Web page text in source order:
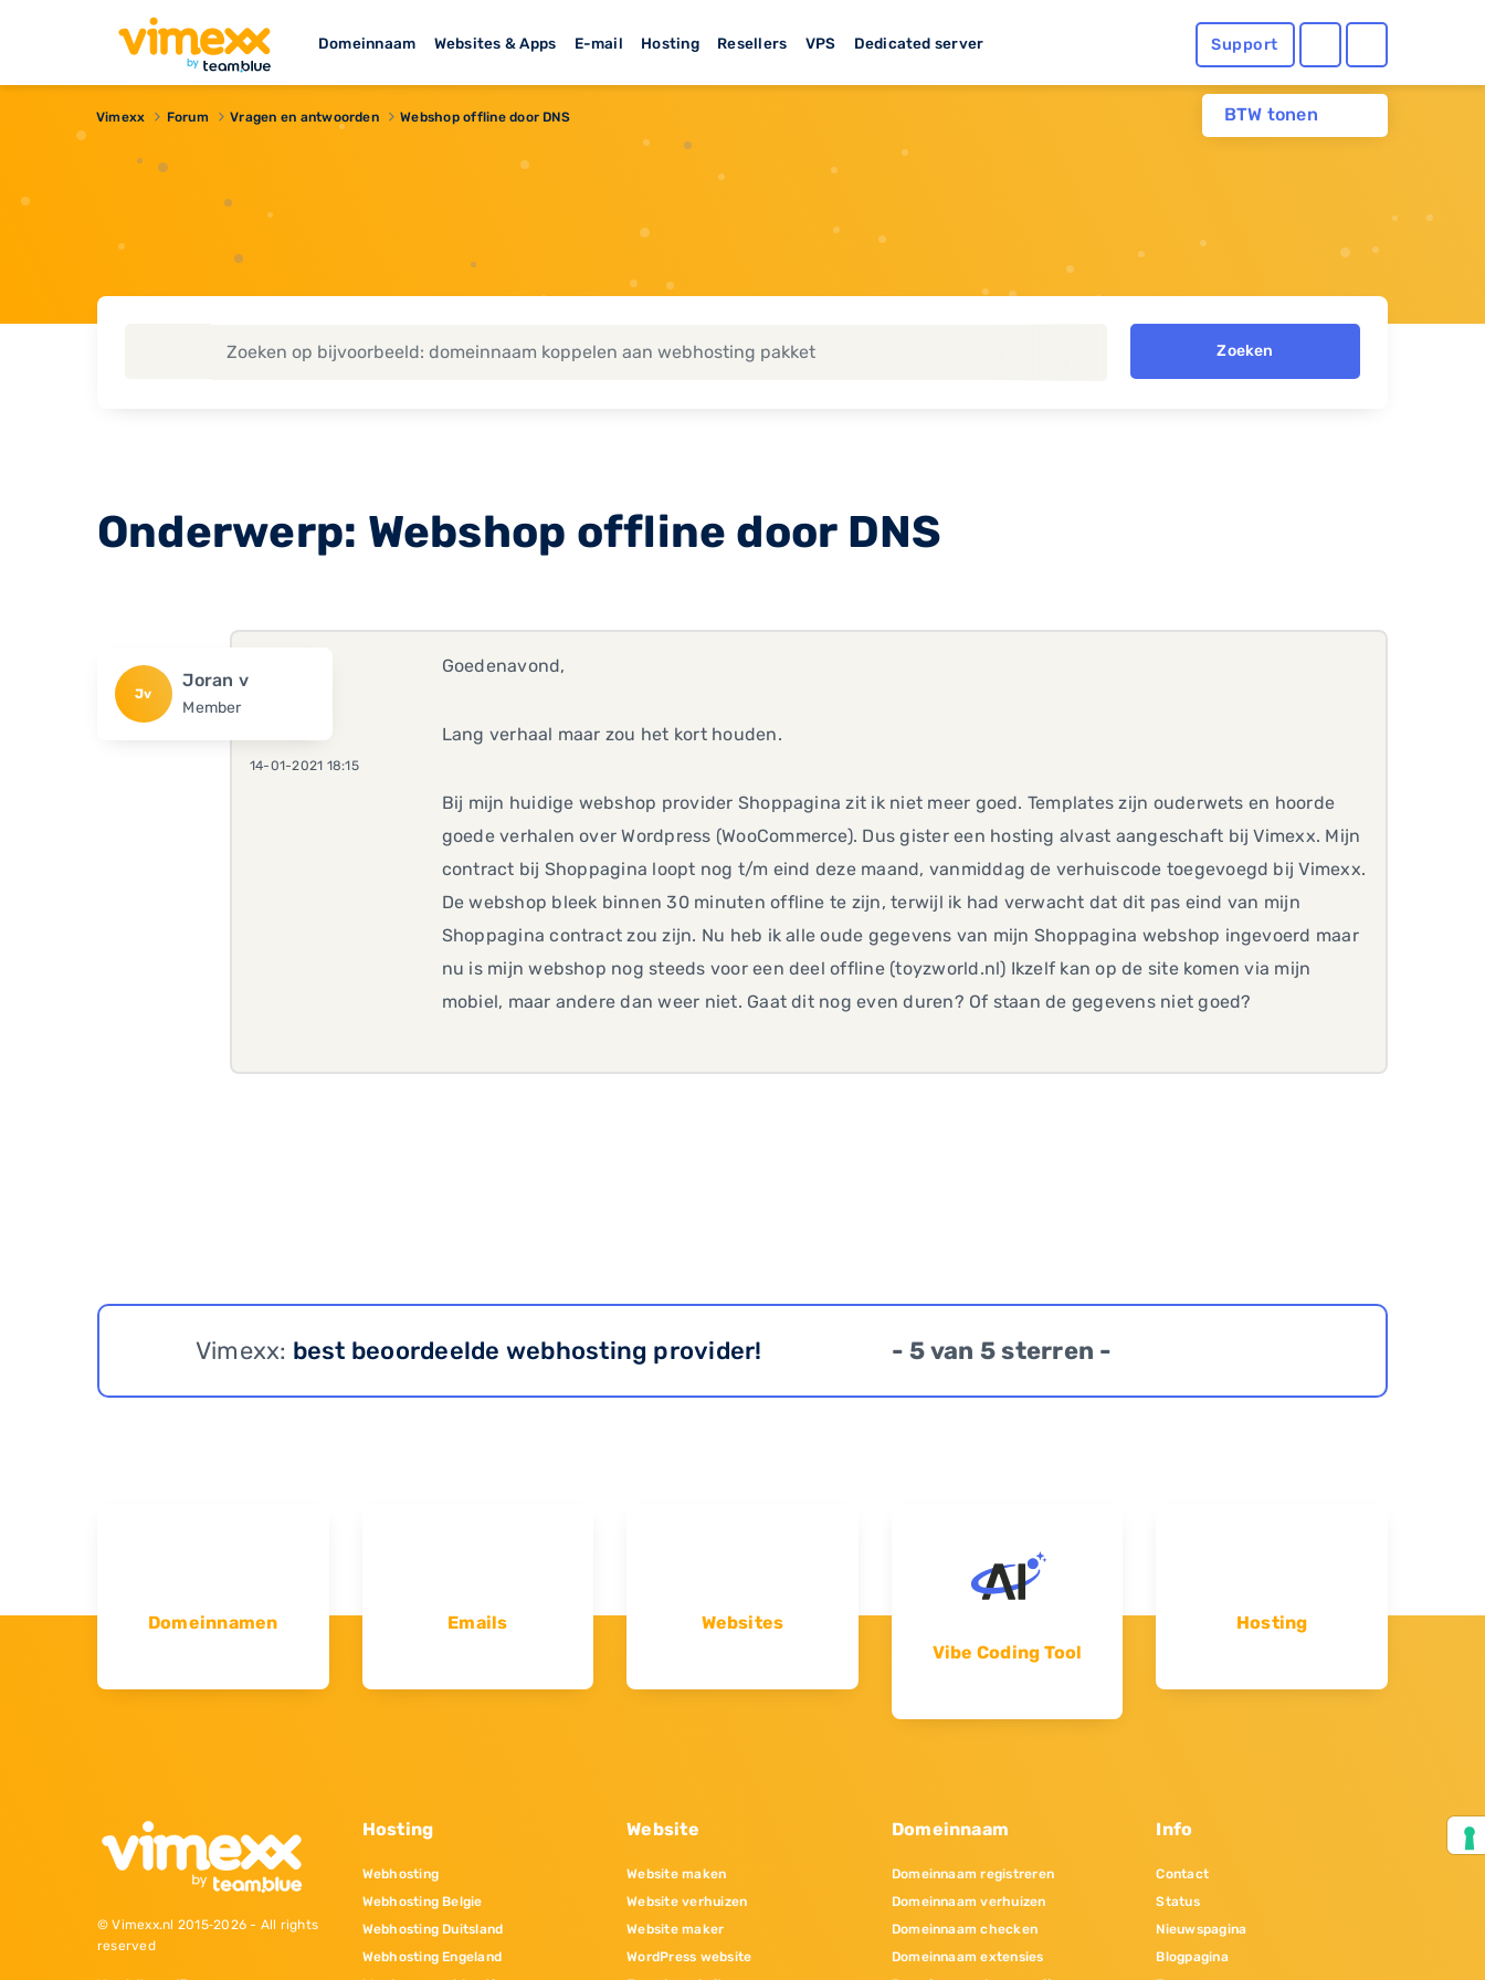
Domeinnaam Websites & Apps E-mail Hosting Resellers VPS Dedicated server Support
BTW tonen
Vimexx Forum Vragen en antwoorden Webshop offline door DNS
Zoeken
Onderwerp: Webshop offline door DNS
Jv
Joran v
Member
14-01-2021 18:15
Goedenavond,
Lang verhaal maar zou het kort houden.
Bij mijn huidige webshop provider Shoppagina zit ik niet meer goed. Templates zijn ouderwets en hoorde
goede verhalen over Wordpress (WooCommerce). Dus gister een hosting alvast aangeschaft bij Vimexx. Mijn
contract bij Shoppagina loopt nog t/m eind deze maand, vanmiddag de verhuiscode toegevoegd bij Vimexx.
De webshop bleek binnen 30 minuten offline te zijn, terwijl ik had verwacht dat dit pas eind van mijn
Shoppagina contract zou zijn. Nu heb ik alle oude gegevens van mijn Shoppagina webshop ingevoerd maar
nu is mijn webshop nog steeds voor een deel offline (toyzworld.nl) Ikzelf kan op de site komen via mijn
mobiel, maar andere dan weer niet. Gaat dit nog even duren? Of staan de gegevens niet goed?
Vimexx: best beoordeelde webhosting provider! - 5 van 5 sterren -
Domeinnamen Emails
Websites
Vibe Coding Tool
Hosting
© Vimexx.nl 2015‐2026 - All rights
reserved
Hosting
Webhosting
Webhosting Belgie
Webhosting Duitsland
Webhosting Engeland
Website
Website maken
Website verhuizen
Website maker
WordPress website
Domeinnaam
Domeinnaam registreren
Domeinnaam verhuizen
Domeinnaam checken
Domeinnaam extensies
Info
Contact
Status
Nieuwspagina
Blogpagina